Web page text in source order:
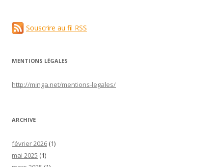
Souscrire au fil RSS
MENTIONS LÉGALES
http://minga.net/mentions-legales/
ARCHIVE
février 2026 (1)
mai 2025 (1)